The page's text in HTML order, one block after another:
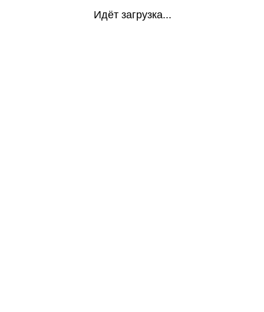
Идёт загрузка...